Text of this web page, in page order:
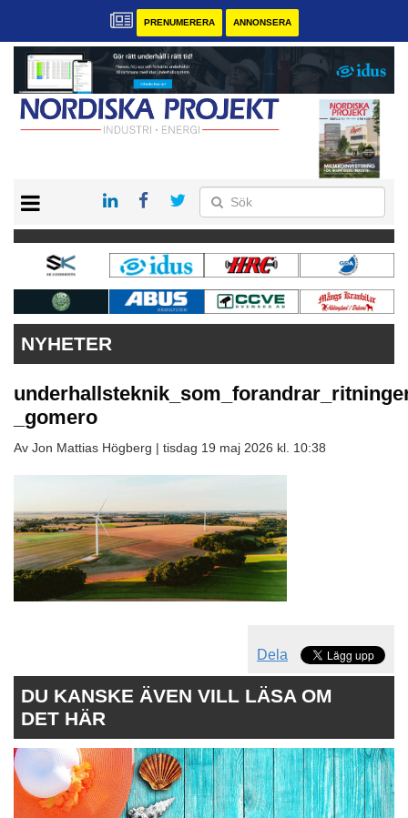
PRENUMERERA ANNONSERA
KONTAKT
VÅRA ANDRA MAGASIN
PRENUMERERA
ANNONSERA
NYHETER
_gomero
Av Jon Mattias Högberg | tisdag 19 maj 2026 kl. 10:38
Dela
DU KANSKE ÄVEN VILL LÄSA OM
DET HÄR